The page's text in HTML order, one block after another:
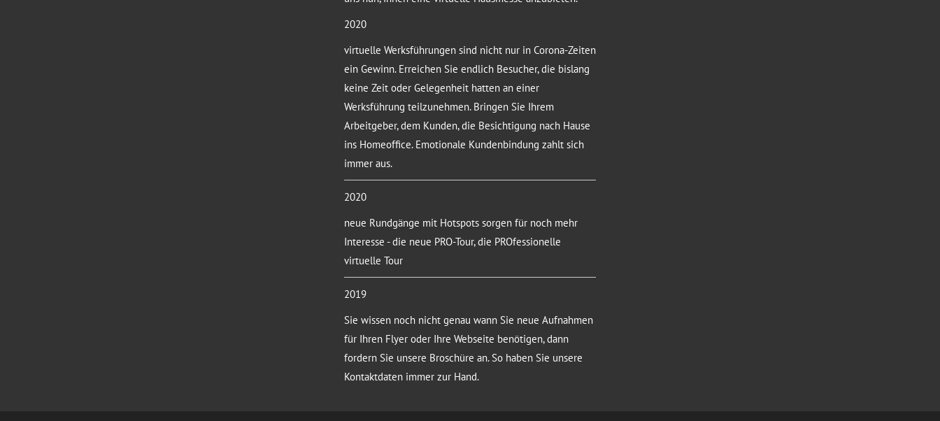
2020
virtuelle Werksführungen sind nicht nur in Corona-Zeiten
ein Gewinn. Erreichen Sie endlich Besucher, die bislang
keine Zeit oder Gelegenheit hatten an einer
Werksführung teilzunehmen. Bringen Sie Ihrem
Arbeitgeber, dem Kunden, die Besichtigung nach Hause
ins Homeoffice. Emotionale Kundenbindung zahlt sich
immer aus.
2020
neue Rundgänge mit Hotspots sorgen für noch mehr
Interesse - die neue PRO-Tour, die PROfessionelle
virtuelle Tour
2019
Sie wissen noch nicht genau wann Sie neue Aufnahmen
für Ihren Flyer oder Ihre Webseite benötigen, dann
fordern Sie unsere Broschüre an. So haben Sie unsere
Kontaktdaten immer zur Hand.